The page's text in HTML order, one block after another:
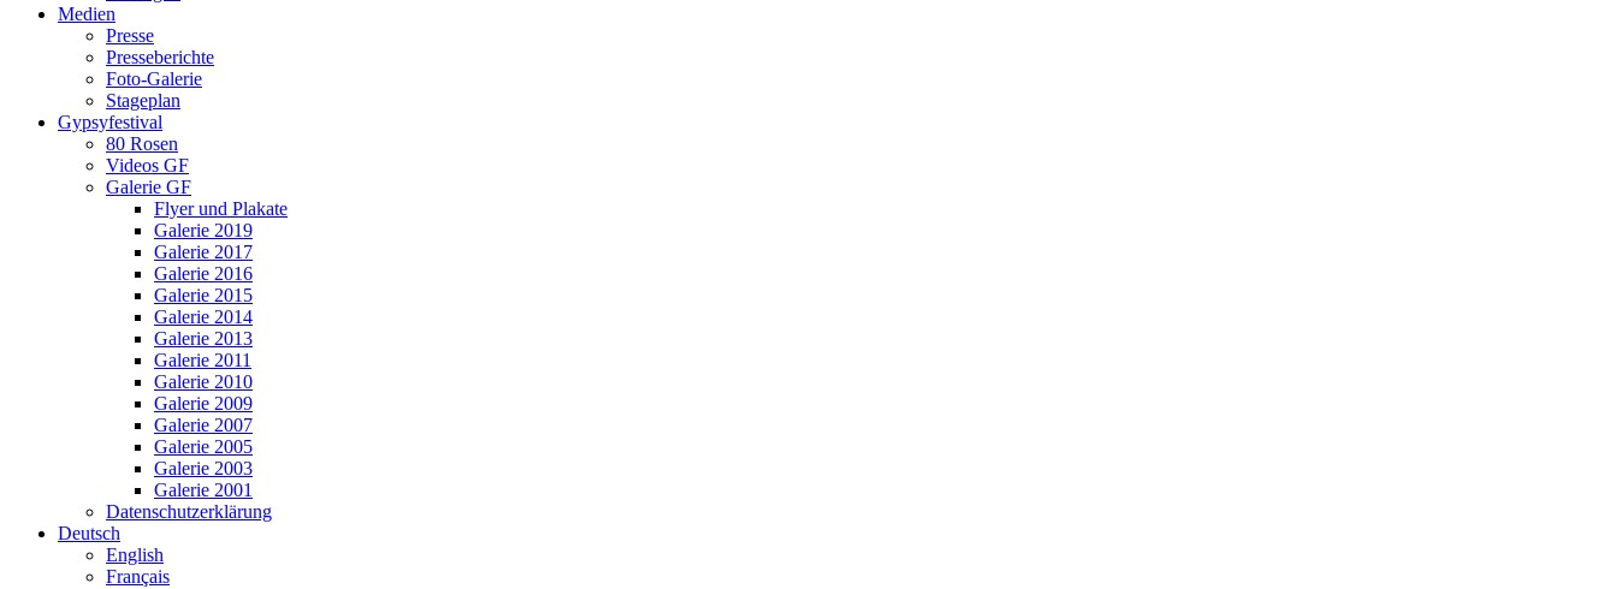
Medien
Presse
Presseberichte
Foto-Galerie
Stageplan
Gypsyfestival
80 Rosen
Videos GF
Galerie GF
Flyer und Plakate
Galerie 2019
Galerie 2017
Galerie 2016
Galerie 2015
Galerie 2014
Galerie 2013
Galerie 2011
Galerie 2010
Galerie 2009
Galerie 2007
Galerie 2005
Galerie 2003
Galerie 2001
Datenschutzerklärung
Deutsch
English
Français